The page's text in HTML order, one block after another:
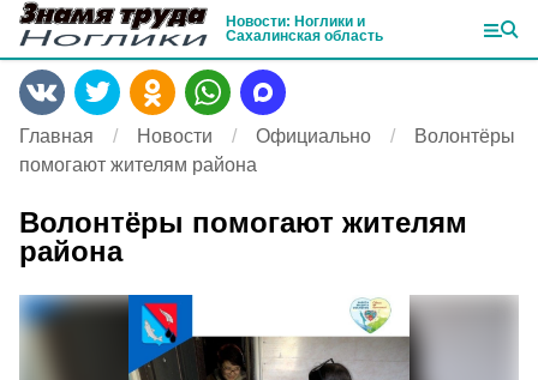
Новости: Ноглики и
Сахалинская область
Главная Новости Официально
Волонтёры
помогают жителям района
Волонтёры помогают жителям
района